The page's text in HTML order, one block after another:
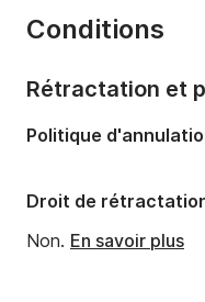
Capacité à bord:
Nombre de
Conditions
Rétractation et
Politique
Droit de
Non. En savoir plus